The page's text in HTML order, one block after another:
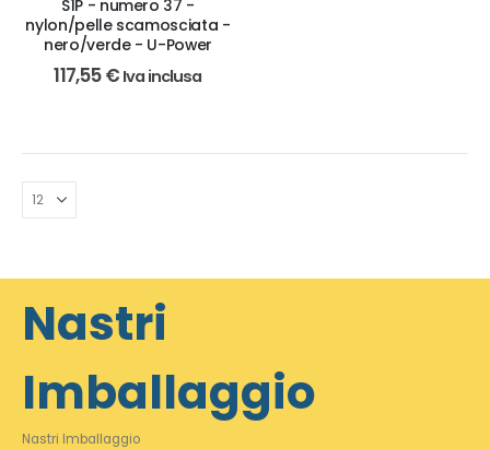
S1P - numero 37 -
nylon/pelle scamosciata -
nero/verde - U-Power
117,55€ Iva inclusa
Nastri
Imballaggio
Nastri Imballaggio